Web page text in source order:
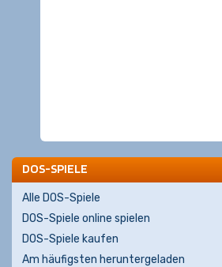
DOS-SPIELE
Alle DOS-Spiele
DOS-Spiele online spielen
DOS-Spiele kaufen
Am häufigsten heruntergeladen